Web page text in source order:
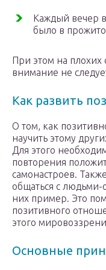
Каждый вечер
было в
При этом на плохих
внимание не
Как развить
О том, как
научить этому
Для этого
повторения
самонастроев.
общаться с людьми-
них пример. Это
позитивного
этого
Основные